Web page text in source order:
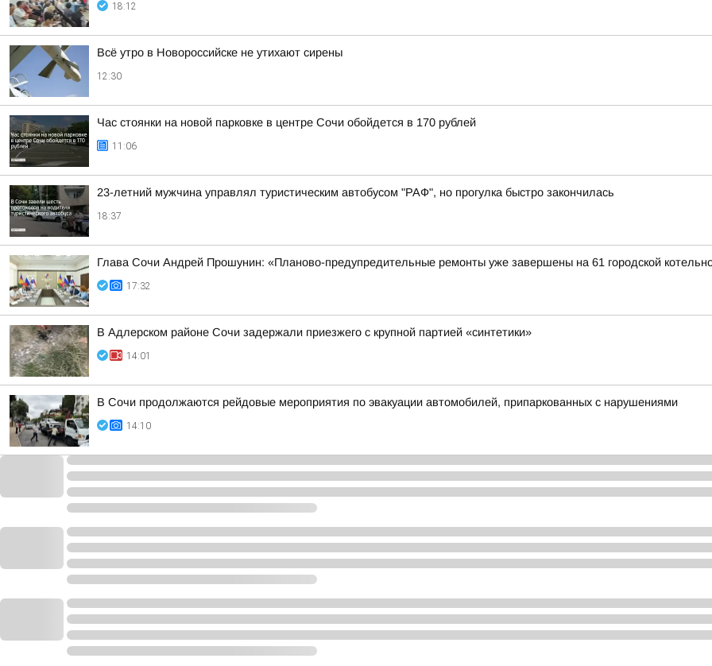
18:12
Всё утро в Новороссийске не утихают сирены
12:30
Час стоянки на новой парковке в центре Сочи обойдется в 170 рублей
11:06
23-летний мужчина управлял туристическим автобусом "РАФ", но прогулка быстро закончилась
18:37
Глава Сочи Андрей Прошунин: «Планово-предупредительные ремонты уже завершены на 61 городской
17:32
В Адлерском районе Сочи задержали приезжего с крупной партией «синтетики»
14:01
В Сочи продолжаются рейдовые мероприятия по эвакуации автомобилей, припаркованных с нарушениями
14:10